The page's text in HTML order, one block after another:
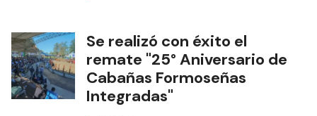
Se realizó con éxito el
remate "25° Aniversario de
Cabañas Formoseñas
Integradas"